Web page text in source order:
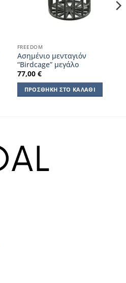
FREEDOM
Ασημένιο μενταγιόν
“Birdcage” μεγάλο
77,00 €
ΠΡΟΣΘΉΚΗ ΣΤΟ ΚΑΛΆΘΙ